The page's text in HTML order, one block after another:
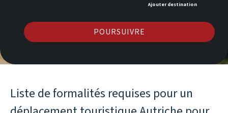
Ajouter destination
POURSUIVRE
Liste de formalités requises pour un